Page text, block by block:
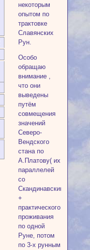
некоторым
опытом по
трактовке
Славянских
Рун.
Особо
обращаю
внимание ,
что они
выведены
путём
совмещения
значений
Северо-
Вендского
стана по
А.Платову( их
параллелей
со
Скандинавскими)
+
практического
проживания
по одной
Руне, потом
по 3-х рунным